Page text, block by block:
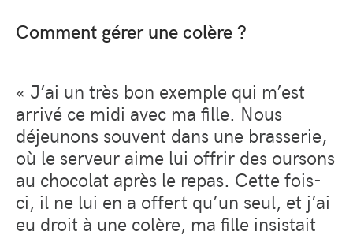
Comment gérer une colère ?
« J’ai un très bon exemple qui m’est
arrivé ce midi avec ma fille. Nous
déjeunons souvent dans une brasserie,
où le serveur aime lui offrir des oursons
au chocolat après le repas. Cette fois-
ci, il ne lui en a offert qu’un seul, et j’ai
eu droit à une colère, ma fille insistait